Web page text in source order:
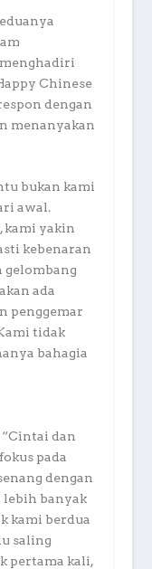
Chinese
dengan
menanyakan
bukan kami
awal.
kami yakin
kebenaran
ada
penggemar
tidak
bahagia
dan
pada
dengan
lebih banyak
kami berdua
saling
pertama kali,